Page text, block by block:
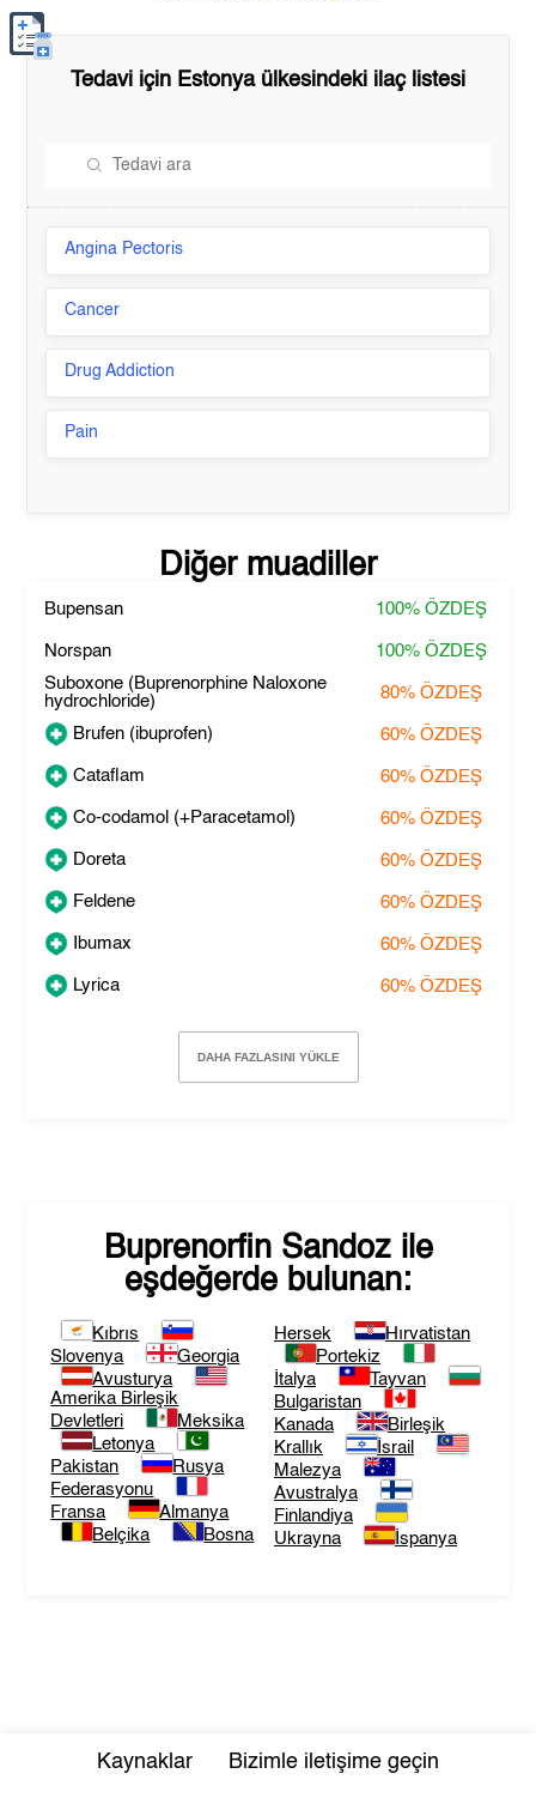
Tedavi için Estonyaülkesindeki ilaç listesi
Angina Pectoris
Cancer
Drug Addiction
Pain
Diğer muadiller
Bupensan 100% ÖZDEŞ
Norspan 100% ÖZDEŞ
Suboxone (Buprenorphine Naloxone
hydrochloride)
80% ÖZDEŞ
Brufen (ibuprofen) 60% ÖZDEŞ
Cataflam 60% ÖZDEŞ
Co-codamol (+Paracetamol) 60% ÖZDEŞ
Doreta 60% ÖZDEŞ
Feldene 60% ÖZDEŞ
Ibumax 60% ÖZDEŞ
Lyrica 60% ÖZDEŞ
DAHA FAZLASINI YÜKLE
Buprenorfin Sandozile
eşdeğerde bulunan:
Kıbrıs
Slovenya
Georgia
Avusturya
Amerika Birleşik
Devletleri
Meksika
Letonya
Pakistan
Rusya
Federasyonu
Fransa
Almanya
Belçika
Bosna
Hersek
Hırvatistan
Portekiz
İtalya
Tayvan
Bulgaristan
Kanada
Birleşik
Krallık
İsrail
Malezya
Avustralya
Finlandiya
Ukrayna
İspanya
Kaynaklar Bizimle iletişime geçin